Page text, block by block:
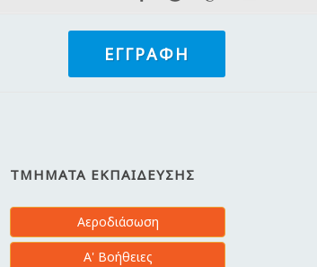
ΕΓΓΡΑΦΉ
ΤΜΉΜΑΤΑ ΕΚΠΑΊΔΕΥΣΗΣ
Αεροδιάσωση
Α' Βοήθειες